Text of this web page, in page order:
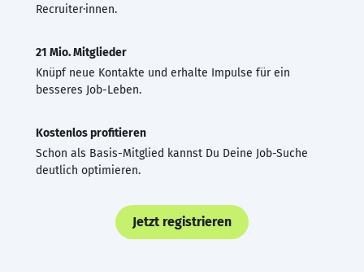
Recruiter·innen.
21 Mio. Mitglieder
Knüpf neue Kontakte und erhalte Impulse für ein
besseres Job-Leben.
Kostenlos profitieren
Schon als Basis-Mitglied kannst Du Deine Job-Suche
deutlich optimieren.
Jetzt registrieren